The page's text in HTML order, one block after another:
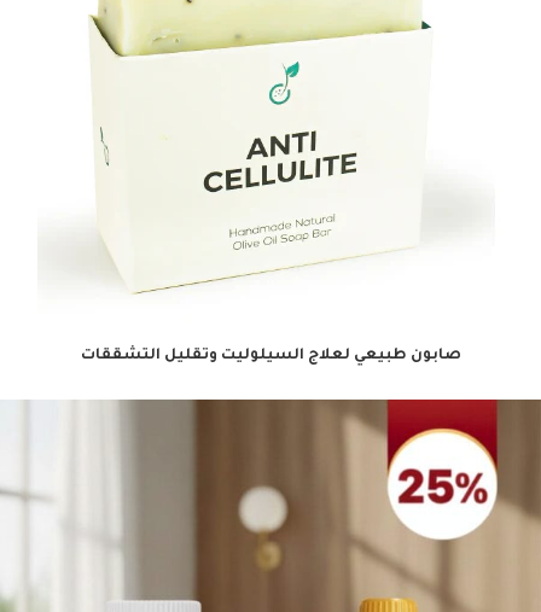
صابون طبيعي لعلاج السيلوليت وتقليل التشققات